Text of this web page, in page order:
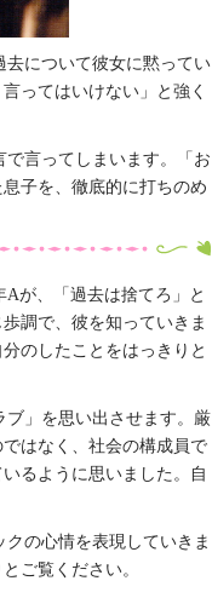
去について彼女に黙ってい
ってはいけない」と強く
言ってしまいます。「お
子を、徹底的に打ちのめ
が、「過去は捨てろ」と
調で、彼を知っていきま
のしたことをはっきりと
ブ」を思い出させます。厳
はなく、社会の構成員で
るように思いました。自
の心情を表現していきま
ご覧ください。